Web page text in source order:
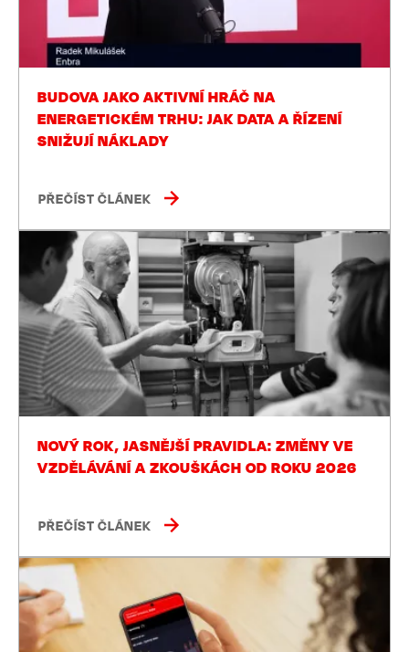
BUDOVA JAKO AKTIVNÍ HRÁČ NA
ENERGETICKÉM TRHU: JAK DATA A ŘÍZENÍ
SNIŽUJÍ NÁKLADY
PŘEČÍST ČLÁNEK
NOVÝ ROK, JASNĚJŠÍ PRAVIDLA: ZMĚNY VE
VZDĚLÁVÁNÍ A ZKOUŠKÁCH OD ROKU 2026
PŘEČÍST ČLÁNEK